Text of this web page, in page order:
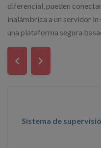
diferencial, pueden
inalámbrica a un servidor
una plataforma segura
Sistema de